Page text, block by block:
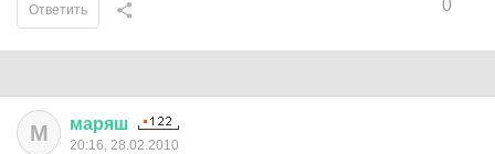
0
Ответить
М маряш
20:16, 28.02.2010